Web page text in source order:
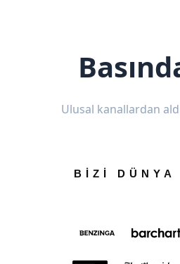
Ulusal kanallardan
BİZİ DÜNYA